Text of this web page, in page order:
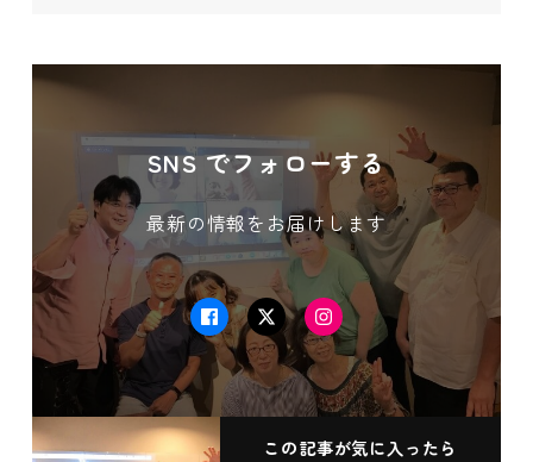
SNS でフォローする
最新の情報をお届けします
FacebookTwitterInstagram
この記事が気に入ったら